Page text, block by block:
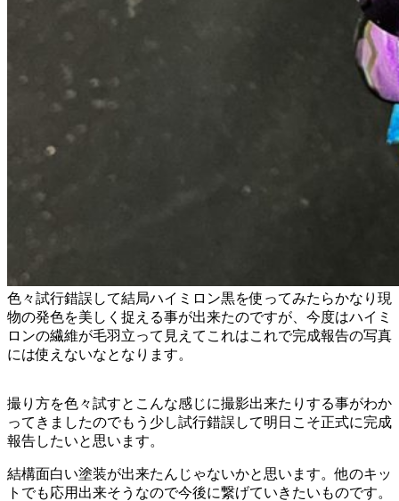
色々試行錯誤して結局ハイミロン黒を使ってみたらかなり現
物の発色を美しく捉える事が出来たのですが、今度はハイミ
ロンの繊維が毛羽立って見えてこれはこれで完成報告の写真
には使えないなとなります。
撮り方を色々試すとこんな感じに撮影出来たりする事がわか
ってきましたのでもう少し試行錯誤して明日こそ正式に完成
報告したいと思います。
結構面白い塗装が出来たんじゃないかと思います。他のキッ
トでも応用出来そうなので今後に繋げていきたいものです。